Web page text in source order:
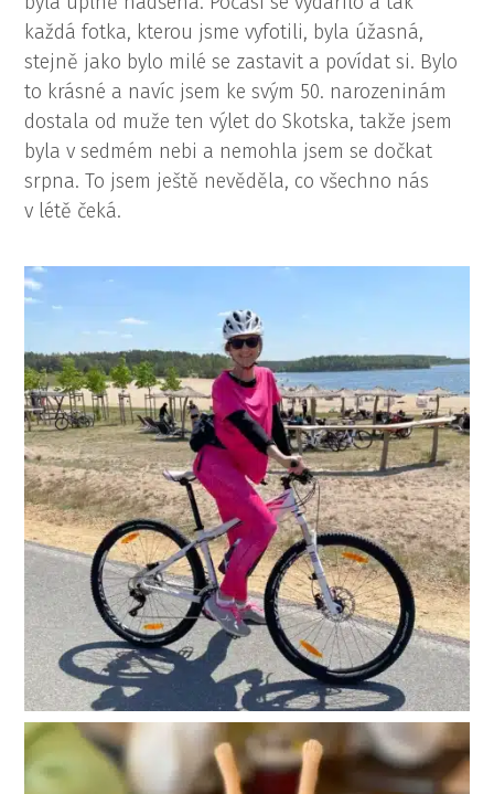
každá fotka, kterou jsme vyfotili, byla úžasná,
stejně jako bylo milé se zastavit a povídat si. Bylo
to krásné a navíc jsem ke svým 50. narozeninám
dostala od muže ten výlet do Skotska, takže jsem
byla v sedmém nebi a nemohla jsem se dočkat
srpna. To jsem ještě nevěděla, co všechno nás
v létě čeká.